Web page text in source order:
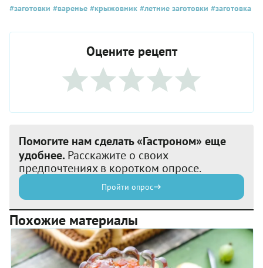
#заготовки #варенье #крыжовник #летние заготовки #заготовка
Оцените рецепт
Помогите нам сделать «Гастроном» еще
удобнее. Расскажите о своих
предпочтениях в коротком опросе.
Пройти опрос
Похожие материалы